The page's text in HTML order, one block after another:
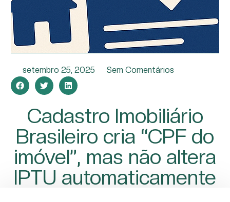
setembro 25, 2025 Sem Comentários
Cadastro Imobiliário
Brasileiro cria “CPF do
imóvel”, mas não altera
IPTU automaticamente